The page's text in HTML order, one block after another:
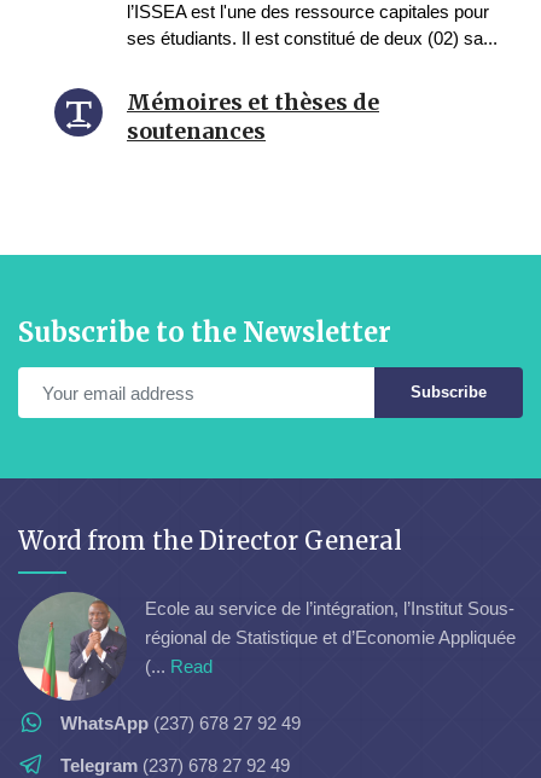
l’ISSEA est l'une des ressource capitales pour
ses étudiants. Il est constitué de deux (02) sa...
Mémoires et thèses de
soutenances
Subscribe to the Newsletter
Subscribe
Word from the Director General
Ecole au service de l’intégration, l’Institut Sous-
régional de Statistique et d’Economie Appliquée
(... Read
WhatsApp (237) 678 27 92 49
Telegram (237) 678 27 92 49